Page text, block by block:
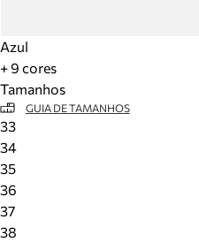
Azul
+ 9 cores
Tamanhos
GUIA DE TAMANHOS
33
34
35
36
37
38